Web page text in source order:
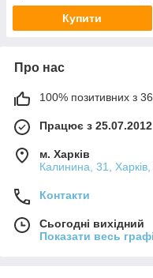
Купити
Про нас
100% позитивних з 36
Працює з 25.07.2012
м. Харків
Калинина, 31, Харків,
Контакти
Сьогодні вихідний
Показати весь